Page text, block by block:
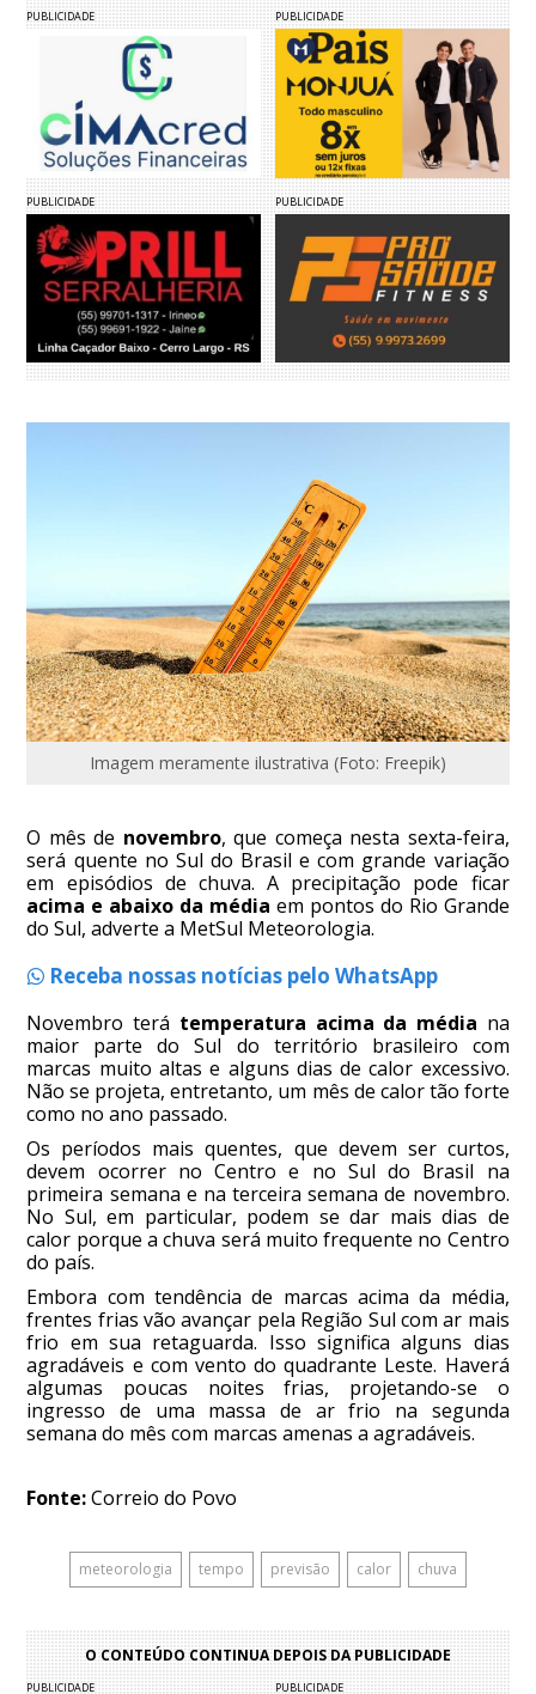
PUBLICIDADE PUBLICIDADE
PUBLICIDADE PUBLICIDADE
Imagem meramente ilustrativa (Foto: Freepik)
O mês de novembro, que começa nesta sexta-feira,
será quente no Sul do Brasil e com grande variação
em episódios de chuva. A precipitação pode ficar
acima e abaixo da média em pontos do Rio Grande
do Sul, adverte a MetSul Meteorologia.
Receba nossas notícias pelo WhatsApp
Novembro terá temperatura acima da média na
maior parte do Sul do território brasileiro com
marcas muito altas e alguns dias de calor excessivo.
Não se projeta, entretanto, um mês de calor tão forte
como no ano passado.
Os períodos mais quentes, que devem ser curtos,
devem ocorrer no Centro e no Sul do Brasil na
primeira semana e na terceira semana de novembro.
No Sul, em particular, podem se dar mais dias de
calor porque a chuva será muito frequente no Centro
do país.
Embora com tendência de marcas acima da média,
frentes frias vão avançar pela Região Sul com ar mais
frio em sua retaguarda. Isso significa alguns dias
agradáveis e com vento do quadrante Leste. Haverá
algumas poucas noites frias, projetando-se o
ingresso de uma massa de ar frio na segunda
semana do mês com marcas amenas a agradáveis.
Fonte:Correio do Povo
meteorologia tempo previsão calor chuva
O CONTEÚDO CONTINUA DEPOIS DA PUBLICIDADE
PUBLICIDADE PUBLICIDADE